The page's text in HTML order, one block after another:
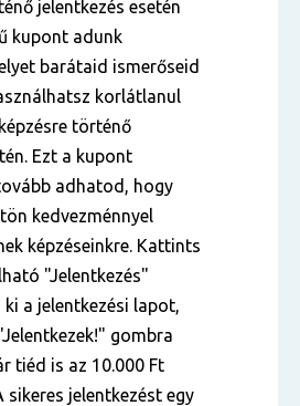
jelentkezés esetén
kupont adunk
barátaid ismerőseid
korlátlanul
történő
Ezt a kupont
adhatod, hogy
kedvezménnyel
képzéseinkre. Kattints
"Jelentkezés"
a jelentkezési lapot,
gombra
tiéd is az 10.000 Ft
sikeres jelentkezést egy